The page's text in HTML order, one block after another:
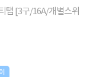
탭 [3구/16A/개별스위